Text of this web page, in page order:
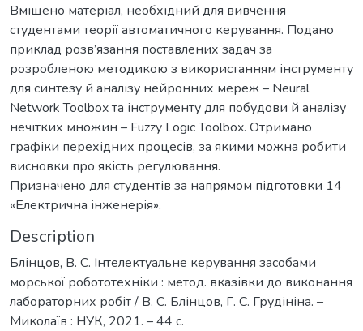
Вміщено матеріал, необхідний для вивчення
студентами теорії автоматичного керування. Подано
приклад розв’язання поставлених задач за
розробленою методикою з використанням інструменту
для синтезу й аналізу нейронних мереж – Neural
Network Toolbox та інструменту для побудови й аналізу
нечітких множин – Fuzzy Logic Toolbox. Отримано
графіки перехідних процесів, за якими можна робити
висновки про якість регулювання.
Призначено для студентів за напрямом підготовки 14
«Електрична інженерія».
Description
Блінцов, В. С. Інтелектуальне керування засобами
морської робототехніки : метод. вказівки до виконання
лабораторних робіт / В. С. Блінцов, Г. С. Грудініна. –
Миколаїв : НУК, 2021. – 44 с.